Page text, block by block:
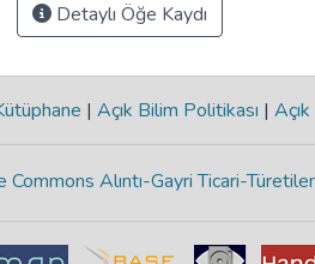
Detaylı Öğe Kaydı
| Açık Bilim Politikası |
Alıntı-Gayri Ticari-